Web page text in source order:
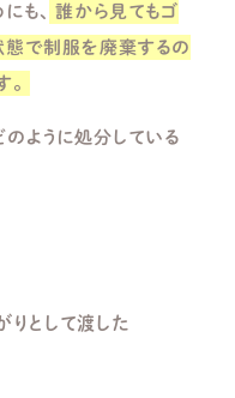
も、 誰から見てもゴ
態で制服を廃棄するの
。
ように処分している
として渡した